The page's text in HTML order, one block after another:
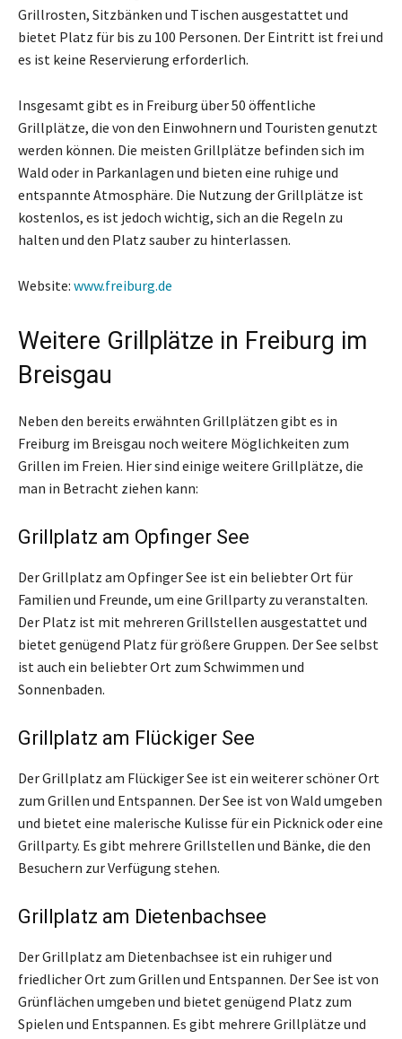
Grillrosten, Sitzbänken und Tischen ausgestattet und
bietet Platz für bis zu 100 Personen. Der Eintritt ist frei und
es ist keine Reservierung erforderlich.
Insgesamt gibt es in Freiburg über 50 öffentliche
Grillplätze, die von den Einwohnern und Touristen genutzt
werden können. Die meisten Grillplätze befinden sich im
Wald oder in Parkanlagen und bieten eine ruhige und
entspannte Atmosphäre. Die Nutzung der Grillplätze ist
kostenlos, es ist jedoch wichtig, sich an die Regeln zu
halten und den Platz sauber zu hinterlassen.
Website: www.freiburg.de
Weitere Grillplätze in Freiburg im
Breisgau
Neben den bereits erwähnten Grillplätzen gibt es in
Freiburg im Breisgau noch weitere Möglichkeiten zum
Grillen im Freien. Hier sind einige weitere Grillplätze, die
man in Betracht ziehen kann:
Grillplatz am Opfinger See
Der Grillplatz am Opfinger See ist ein beliebter Ort für
Familien und Freunde, um eine Grillparty zu veranstalten.
Der Platz ist mit mehreren Grillstellen ausgestattet und
bietet genügend Platz für größere Gruppen. Der See selbst
ist auch ein beliebter Ort zum Schwimmen und
Sonnenbaden.
Grillplatz am Flückiger See
Der Grillplatz am Flückiger See ist ein weiterer schöner Ort
zum Grillen und Entspannen. Der See ist von Wald umgeben
und bietet eine malerische Kulisse für ein Picknick oder eine
Grillparty. Es gibt mehrere Grillstellen und Bänke, die den
Besuchern zur Verfügung stehen.
Grillplatz am Dietenbachsee
Der Grillplatz am Dietenbachsee ist ein ruhiger und
friedlicher Ort zum Grillen und Entspannen. Der See ist von
Grünflächen umgeben und bietet genügend Platz zum
Spielen und Entspannen. Es gibt mehrere Grillplätze und